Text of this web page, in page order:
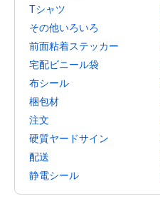
Tシャツ
その他いろいろ
前面粘着ステッカー
宅配ビニール袋
布シール
梱包材
注文
硬質ヤードサイン
配送
静電シール